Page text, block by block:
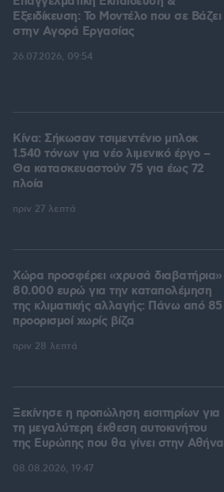
Εξειδίκευση: Το Mοντέλο που σε Bάζει
στην Aγορά Eργασίας
26.07.2026, 09:54
Κίνα: Σήκωσαν τσιμεντένιο μπλοκ
1.540 τόνων για νέο λιμενικό έργο –
Θα κατασκευαστούν 75 για έως 72
πλοία
πριν 27 λεπτά
Χώρα προσφέρει «χρυσά διαβατήρια»
80.000 ευρώ για την καταπολέμηση
της κλιματικής αλλαγής: Πάνω από 85
προορισμοί χωρίς βίζα
πριν 28 λεπτά
Ξεκίνησε η προπώληση εισιτηρίων για
τη μεγαλύτερη έκθεση αυτοκινήτου
της Ευρώπης που θα γίνει στην Αθήνα
08.08.2026, 19:47